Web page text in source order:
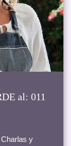
al: 011
y